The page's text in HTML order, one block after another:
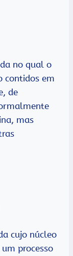
no qual o
contidos em
de
mas
cujo núcleo
processo